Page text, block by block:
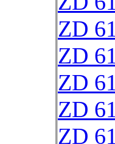
ZD
ZD
ZD
ZD
ZD